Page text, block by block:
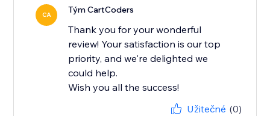
CA Tým CartCoders
Thank you for your wonderful
review! Your satisfaction is our top
priority, and we're delighted we
could help.
Wish you all the success!
Užitečné (0)